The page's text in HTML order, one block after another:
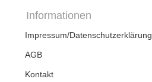
Informationen
Impressum/Datenschutzerklärung
AGB
Kontakt